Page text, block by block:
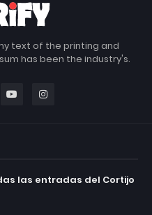
text of the printing and
has been the industry's.
las entradas del Cortijo